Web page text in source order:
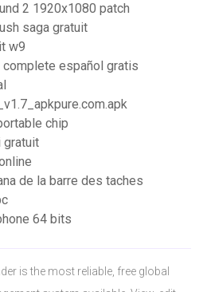
2 1920x1080 patch
saga gratuit
w9
español gratis
chip
gratuit
de la barre des taches
64 bits
is the most reliable, free global